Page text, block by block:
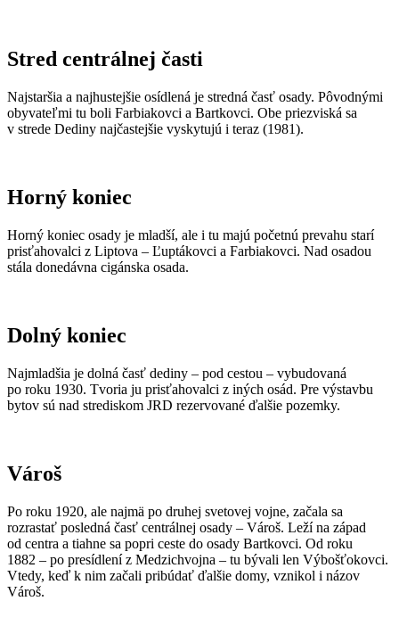
Stred centrálnej časti
Najstaršia a najhustejšie osídlená je stredná časť osady. Pôvodnými
obyvateľmi tu boli Farbiakovci a Bartkovci. Obe priezviská sa
v strede Dediny najčastejšie vyskytujú i teraz (1981).
Horný koniec
Horný koniec osady je mladší, ale i tu majú početnú prevahu starí
prisťahovalci z Liptova – Ľuptákovci a Farbiakovci. Nad osadou
stála donedávna cigánska osada.
Dolný koniec
Najmladšia je dolná časť dediny – pod cestou – vybudovaná
po roku 1930. Tvoria ju prisťahovalci z iných osád. Pre výstavbu
bytov sú nad strediskom JRD rezervované ďalšie pozemky.
Vároš
Po roku 1920, ale najmä po druhej svetovej vojne, začala sa
rozrastať posledná časť centrálnej osady – Vároš. Leží na západ
od centra a tiahne sa popri ceste do osady Bartkovci. Od roku
1882 – po presídlení z Medzichvojna – tu bývali len Výbošťokovci.
Vtedy, keď k nim začali pribúdať ďalšie domy, vznikol i názov
Vároš.